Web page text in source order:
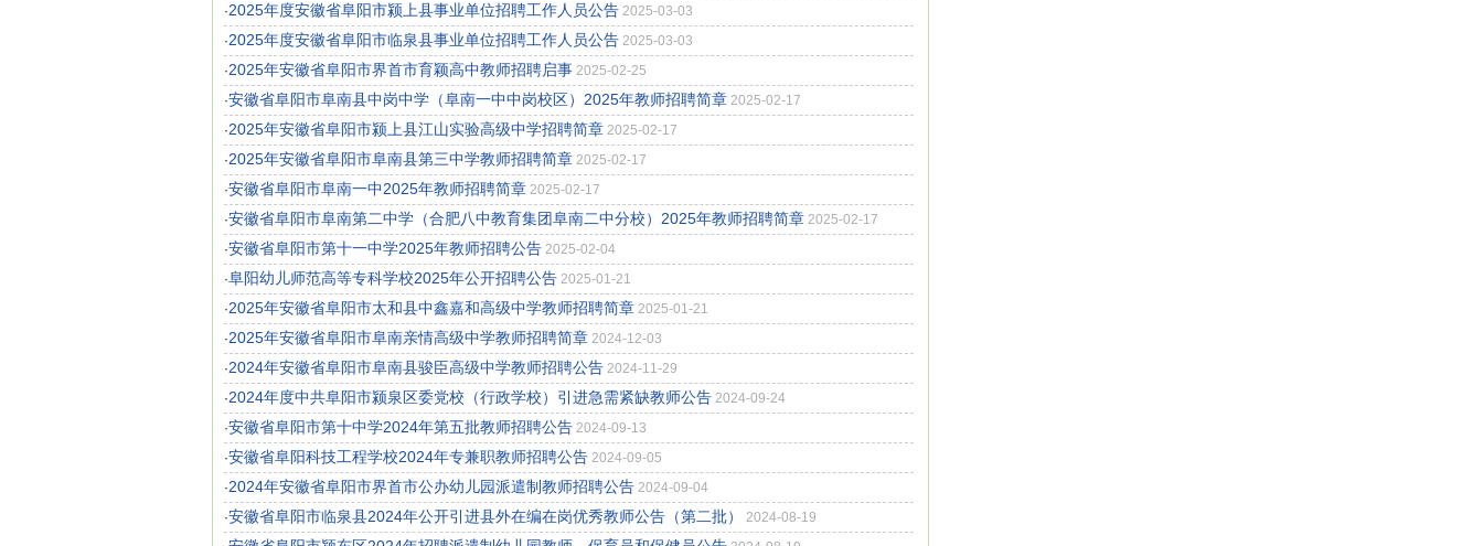
·2025年度安徽省阜阳市颍上县事业单位招聘工作人员公告 2025-03-03
·2025年度安徽省阜阳市临泉县事业单位招聘工作人员公告 2025-03-03
·2025年安徽省阜阳市界首市育颖高中教师招聘启事 2025-02-25
·安徽省阜阳市阜南县中岗中学（阜南一中中岗校区）2025年教师招聘简章 2025-02-17
·2025年安徽省阜阳市颍上县江山实验高级中学招聘简章 2025-02-17
·2025年安徽省阜阳市阜南县第三中学教师招聘简章 2025-02-17
·安徽省阜阳市阜南一中2025年教师招聘简章 2025-02-17
·安徽省阜阳市阜南第二中学（合肥八中教育集团阜南二中分校）2025年教师招聘简章 2025-02-17
·安徽省阜阳市第十一中学2025年教师招聘公告 2025-02-04
·阜阳幼儿师范高等专科学校2025年公开招聘公告 2025-01-21
·2025年安徽省阜阳市太和县中鑫嘉和高级中学教师招聘简章 2025-01-21
·2025年安徽省阜阳市阜南亲情高级中学教师招聘简章 2024-12-03
·2024年安徽省阜阳市阜南县骏臣高级中学教师招聘公告 2024-11-29
·2024年度中共阜阳市颍泉区委党校（行政学校）引进急需紧缺教师公告 2024-09-24
·安徽省阜阳市第十中学2024年第五批教师招聘公告 2024-09-13
·安徽省阜阳科技工程学校2024年专兼职教师招聘公告 2024-09-05
·2024年安徽省阜阳市界首市公办幼儿园派遣制教师招聘公告 2024-09-04
·安徽省阜阳市临泉县2024年公开引进县外在编在岗优秀教师公告（第二批）
2024-08-19